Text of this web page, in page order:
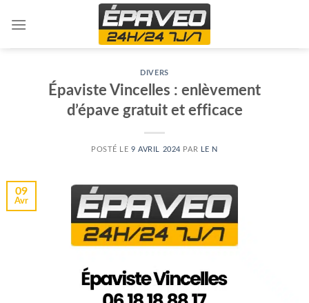
DIVERS
Épaviste Vincelles : enlèvement
d’épave gratuit et efficace
POSTÉ LE9 AVRIL 2024 PAR LE N
09
Avr